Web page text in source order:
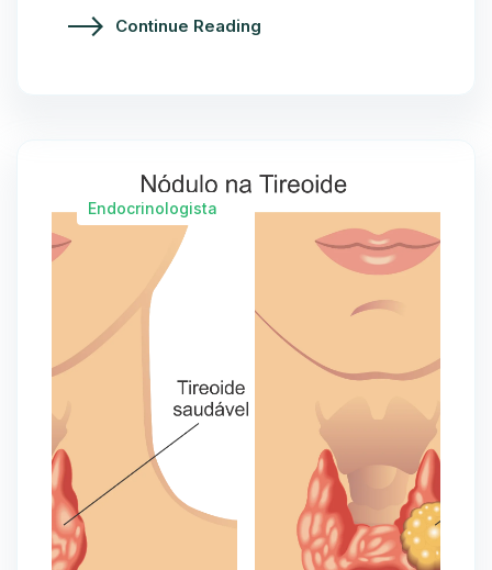
Continue Reading
Endocrinologista